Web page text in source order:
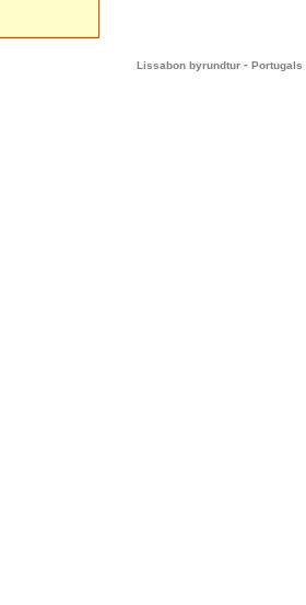
Lissabon byrundtur - Portugals